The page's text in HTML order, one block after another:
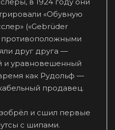
«Обувную
(«Gebrüder
противоположными
друг друга —
и уравновешенный
как Рудольф —
продавец.
и сшил первые
с шипами.